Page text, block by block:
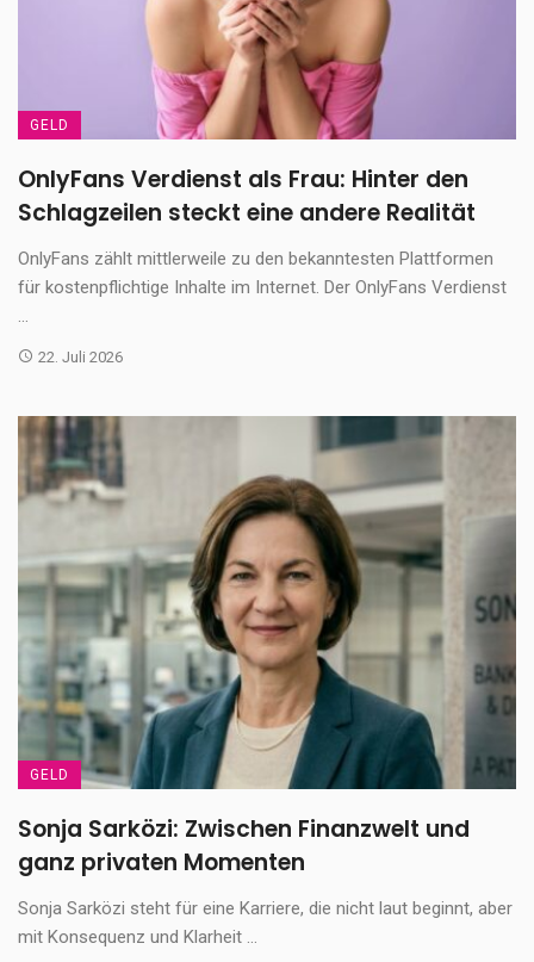
GELD
OnlyFans Verdienst als Frau: Hinter den
Schlagzeilen steckt eine andere Realität
OnlyFans zählt mittlerweile zu den bekanntesten Plattformen
für kostenpflichtige Inhalte im Internet. Der OnlyFans Verdienst
...
22. Juli 2026
GELD
Sonja Sarközi: Zwischen Finanzwelt und
ganz privaten Momenten
Sonja Sarközi steht für eine Karriere, die nicht laut beginnt, aber
mit Konsequenz und Klarheit ...